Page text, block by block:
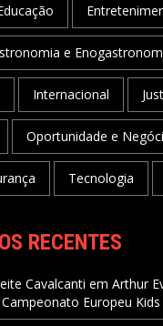
e
Internacional
Oportunidade e
Tecnologia
RECENTES
Cavalcanti em Arthur
Europeu Kids